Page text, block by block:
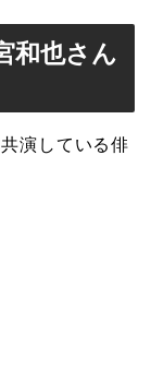
和也さん
演している俳